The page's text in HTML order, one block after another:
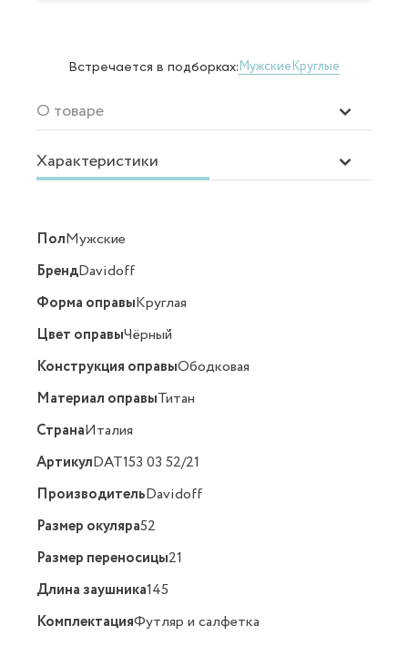
Встречается в подборках:МужскиеКруглые
О товаре
Характеристики
ПолМужские
БрендDavidoff
Форма оправыКруглая
Цвет оправыЧёрный
Конструкция оправыОбодковая
Материал оправыТитан
СтранаИталия
АртикулDAT153 03 52/21
ПроизводительDavidoff
Размер окуляра52
Размер переносицы21
Длина заушника145
КомплектацияФутляр и салфетка